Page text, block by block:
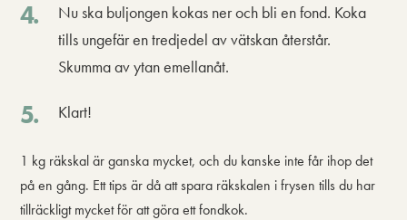
Nu ska buljongen kokas ner och bli en fond. Koka
tills ungefär en tredjedel av vätskan återstår.
Skumma av ytan emellanåt.
Klart!
1 kg räkskal är ganska mycket, och du kanske inte får ihop det
på en gång. Ett tips är då att spara räkskalen i frysen tills du har
tillräckligt mycket för att göra ett fondkok.